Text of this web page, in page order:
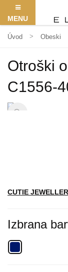
MENU
Úvod Obeski
Otroški
C1556-
CUTIE
Izbrana